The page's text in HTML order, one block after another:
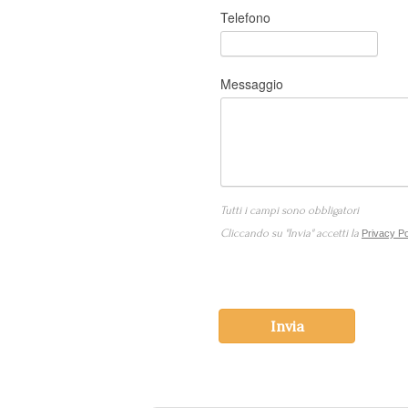
Telefono
Messaggio
Tutti i campi sono obbligatori
Cliccando su "Invia" accetti la Privacy
Invia